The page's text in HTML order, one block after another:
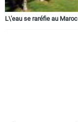
L\'eau se raréfie au Maroc